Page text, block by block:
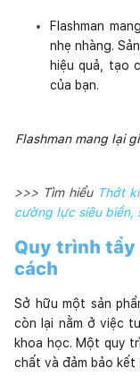
Flashman
nhẹ nhàng.
hiệu quả, tạo
của bạn.
Flashman mang lại
>>> Tìm hiểu Thớt
cường lực siêu biền,
Quy trình tẩy
cách
Sở hữu một sản
còn lại nằm ở việc
khoa học. Một quy
chất và đảm bảo kết